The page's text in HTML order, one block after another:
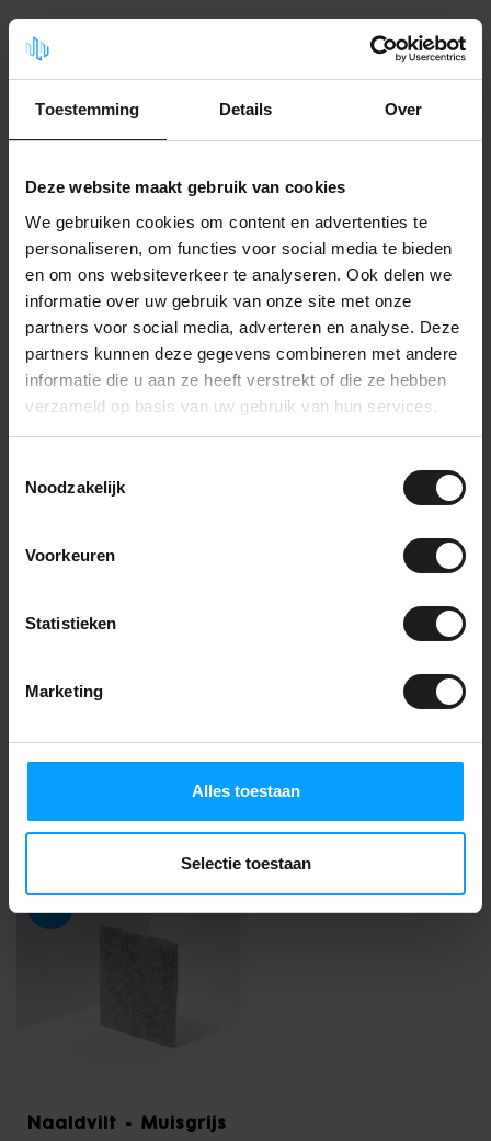
Toestemming Details Over
Deze website maakt gebruik van cookies
We gebruiken cookies om content en advertenties te
personaliseren, om functies voor social media te bieden
en om ons websiteverkeer te analyseren. Ook delen we
informatie over uw gebruik van onze site met onze
partners voor social media, adverteren en analyse. Deze
partners kunnen deze gegevens combineren met andere
informatie die u aan ze heeft verstrekt of die ze hebben
verzameld op basis van uw gebruik van hun services.
Noodzakelijk
Voorkeuren
Statistieken
Marketing
Alles toestaan
Selectie toestaan
Gerelateerde producten
Op voorraad
14,99
Naaldvilt - Beige
Op voorraad
14,99
Naaldvilt - Antraciet
Op voorraad
Naaldvilt - Blauw
16,99
Jarno adviseert je graag! Bel naar
Recent bekeken
Naaldvilt - Muisgrijs